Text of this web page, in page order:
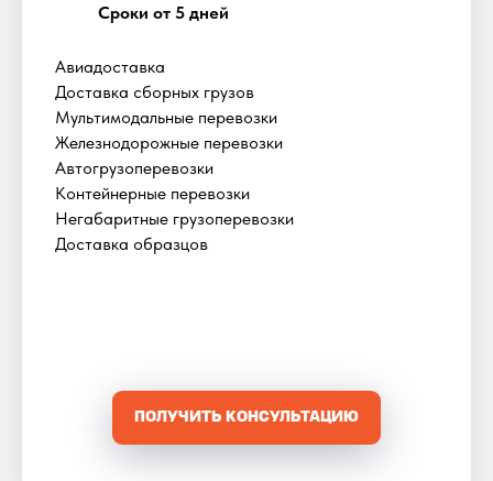
Сроки от 5 дней
Авиадоставка
Доставка сборных грузов
Мультимодальные перевозки
Железнодорожные перевозки
Автогрузоперевозки
Контейнерные перевозки
Негабаритные грузоперевозки
Доставка образцов
ПОЛУЧИТЬ КОНСУЛЬТАЦИЮ